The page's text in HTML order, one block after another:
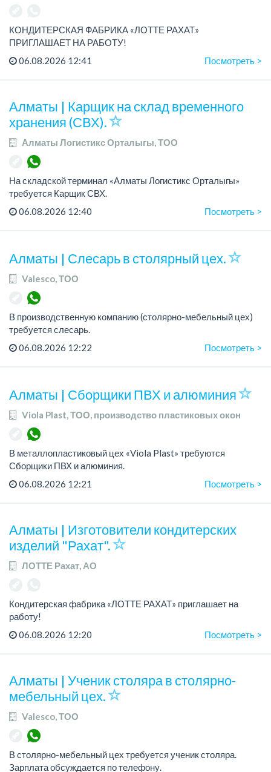
КОНДИТЕРСКАЯ ФАБРИКА «ЛОТТЕ РАХАТ»
ПРИГЛАШАЕТ НА РАБОТУ!
График работы: сменный.
Зарплата: от 206 000 до 310 700 тенге.
06.08.2026 12:41 Посмотреть >
Алматы | Карщик на склад временного
хранения (СВХ).
Алматы Логистикс Орталыгы, ТОО
На складской терминал «Алматы Логистикс Орталыгы»
требуется Карщик СВХ.
График работы: 6/1, с 09.00 до 18.00.
Зарплата: 300 000 тенге на руки.
06.08.2026 12:40 Посмотреть >
Алматы | Слесарь в столярный цех.
Valesco, ТОО
В производственную компанию (столярно-мебельный цех)
требуется слесарь.
График работы: 5/2, с 08.00 до 18.00.
Зарплата: 300 000 тенге в месяц.
06.08.2026 12:22 Посмотреть >
Алматы | Сборщики ПВХ и алюминия
Viola Plast, ТОО, производство пластиковых окон
В металлопластиковый цех «Viola Plast» требуются
Сборщики ПВХ и алюминия.
График работы: 5/2, с 08.00 до 17.00.
Зарплата: от 300 000 тенге.
06.08.2026 12:21 Посмотреть >
Алматы | Изготовители кондитерских
изделий "Рахат".
ЛОТТЕ Рахат, АО
Кондитерская фабрика «ЛОТТЕ РАХАТ» приглашает на
работу!
График работы: сменный.
Зарплата: от 202 729 до 330 216 тенге.
06.08.2026 12:20 Посмотреть >
Алматы | Ученик столяра в столярно-
мебельный цех.
Valesco, ТОО
В столярно-мебельный цех требуется ученик столяра.
Зарплата обсуждается по телефону.